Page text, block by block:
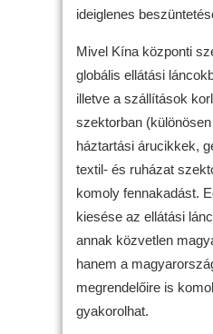
ideiglenes
Mivel Kína központi
globális ellátási
illetve a szállítások
szektorban
háztartási árucikkek,
textil- és ruházat
komoly fennakadást.
kiesése az ellátási
annak közvetlen
hanem a
megrendelőire is
gyakorolhat.